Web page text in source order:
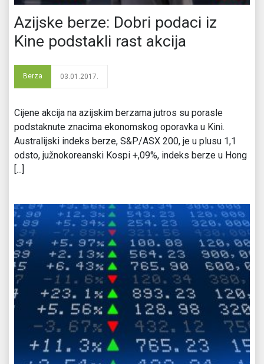
Azijske berze: Dobri podaci iz
Kine podstakli rast akcija
Berza 03.01.2017.
Cijene akcija na azijskim berzama jutros su porasle
podstaknute znacima ekonomskog oporavka u Kini.
Australijski indeks berze, S&P/ASX 200, je u plusu 1,1
odsto, južnokoreanski Kospi +,09%, indeks berze u Hong
[...]